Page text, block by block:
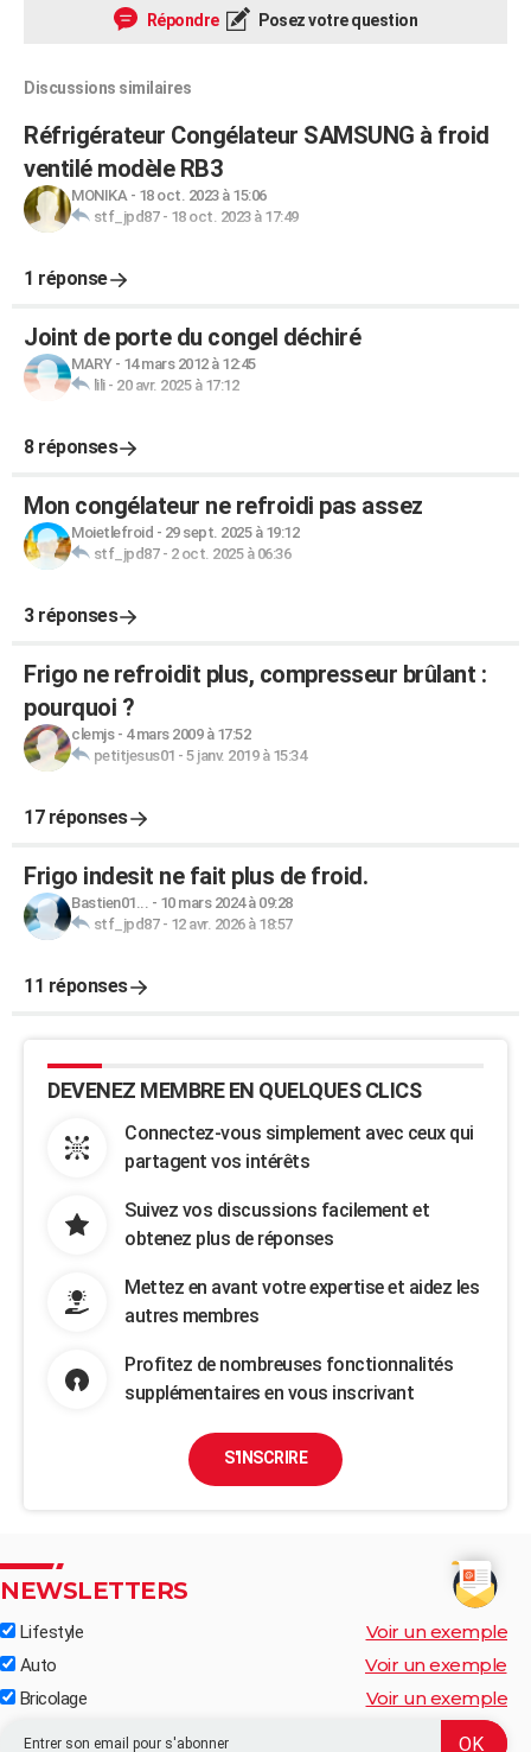
Répondre Posez votre question
Discussions similaires
Réfrigérateur Congélateur SAMSUNG à froid
ventilé modèle RB3
MONIKA- 18 oct. 2023 à 15:06
stf_jpd87- 18 oct. 2023 à 17:49
1 réponse
Joint de porte du congel déchiré
MARY- 14 mars 2012 à 12:45
lili- 20 avr. 2025 à 17:12
8 réponses
Mon congélateur ne refroidi pas assez
Moietlefroid - 29 sept. 2025 à 19:12
stf_jpd87- 2 oct. 2025 à 06:36
3 réponses
Frigo ne refroidit plus, compresseur brûlant :
pourquoi ?
clemjs- 4 mars 2009 à 17:52
petitjesus01 - 5 janv. 2019 à 15:34
17 réponses
Frigo indesit ne fait plus de froid.
Bastien01... - 10 mars 2024 à 09:28
stf_jpd87- 12 avr. 2026 à 18:57
11 réponses
DEVENEZ MEMBRE EN QUELQUES CLICS
Connectez-vous simplement avec ceux qui
partagent vos intérêts
Suivez vos discussions facilement et
obtenez plus de réponses
Mettez en avant votre expertise et aidez les
autres membres
Profitez de nombreuses fonctionnalités
supplémentaires en vous inscrivant
S'INSCRIRE
NEWSLETTERS
Lifestyle Voir un exemple
Auto Voir un exemple
Bricolage Voir un exemple